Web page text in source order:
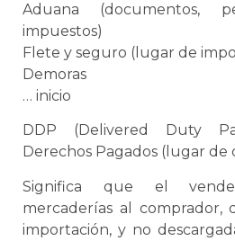
Aduana (documentos,
impuestos)
Flete y seguro (lugar de
Demoras
… inicio
DDP (Delivered Duty
Derechos Pagados (lugar de
Significa que el
mercaderías al comprador,
importación, y no